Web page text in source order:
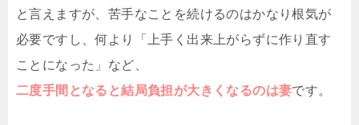
と言えますが、苦手なことを続けるのはかなり根気が
必要ですし、何より「上手く出来上がらずに作り直す
ことになった」など、
二度手間となると結局負担が大きくなるのは妻です。